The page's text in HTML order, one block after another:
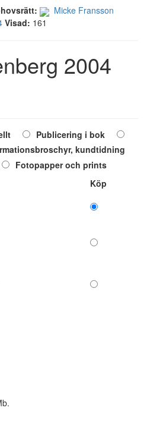
Micke Fransson
Visad: 161
2004
Publicering i bok
kundtidning
Fotopapper och prints
Köp